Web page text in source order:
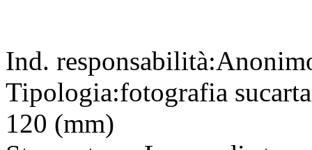
Ind. responsabilità:
Tipologia:fotografia su
120 (mm)